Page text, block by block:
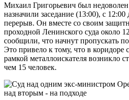
Михаил Григорьевич был
назначили заседание (13:00), с
перерыв. Он вместе со своим
проходной Ленинского суда около
сообщили, что начнут пропускать
Это привело к тому, что в коридоре
рамкой металлоискателя возникло
чем 15 человек.